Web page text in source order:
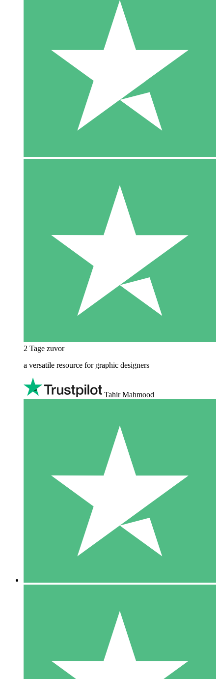
2 Tage zuvor
a versatile resource for graphic designers
Tahir Mahmood